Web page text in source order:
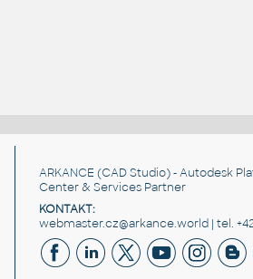
ARKANCE (CAD Studio) - Autodesk
Center & Services Partner
KONTAKT:
webmaster.cz@arkance.world | tel.